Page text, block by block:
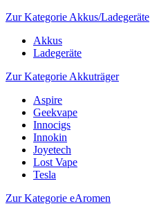
Zur Kategorie Akkus/Ladegeräte
Akkus
Ladegeräte
Zur Kategorie Akkuträger
Aspire
Geekvape
Innocigs
Innokin
Joyetech
Lost Vape
Tesla
Zur Kategorie eAromen